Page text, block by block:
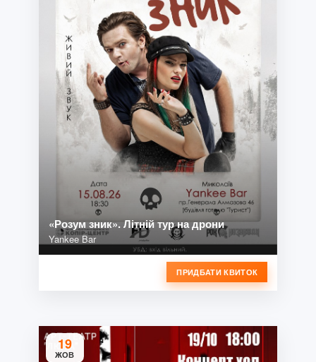
«Розум зник». Літній тур на дрони
Yankee Bar
ПРИДБАТИ КВИТОК
19
ЖОВ